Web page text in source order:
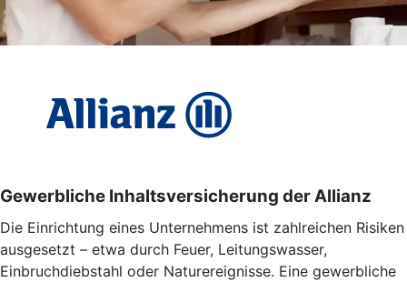
Gewerbliche Inhaltsversicherung der Allianz
Die Einrichtung eines Unternehmens ist zahlreichen Risiken
ausgesetzt – etwa durch Feuer, Leitungswasser,
Einbruchdiebstahl oder Naturereignisse. Eine gewerbliche